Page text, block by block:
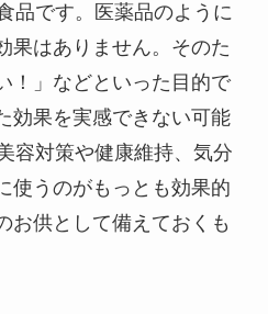
品です。医薬品のように
果はありません。そのた
！」などといった目的で
効果を実感できない可能
容対策や健康維持、気分
使うのがもっとも効果的
お供として備えておくも